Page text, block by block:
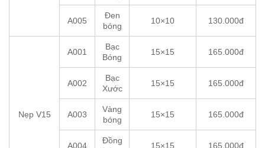
A005
Đen
bóng
10×10 130.000đ
Nẹp V15
A001
Bạc
Bóng
15×15 165.000đ
A002
Bạc
Xước
15×15 165.000đ
A003
Vàng
bóng
15×15 165.000đ
A004
Đồng
15×15 165.000đ